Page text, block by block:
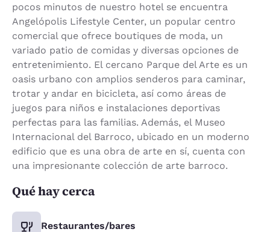
pocos minutos de nuestro hotel se encuentra
Angelópolis Lifestyle Center, un popular centro
comercial que ofrece boutiques de moda, un
variado patio de comidas y diversas opciones de
entretenimiento. El cercano Parque del Arte es un
oasis urbano con amplios senderos para caminar,
trotar y andar en bicicleta, así como áreas de
juegos para niños e instalaciones deportivas
perfectas para las familias. Además, el Museo
Internacional del Barroco, ubicado en un moderno
edificio que es una obra de arte en sí, cuenta con
una impresionante colección de arte barroco.
Qué hay cerca
Restaurantes/bares